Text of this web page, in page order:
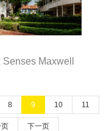
Maxwell
8 9 10 11
下一页